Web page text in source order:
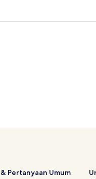
Pertanyaan Umum